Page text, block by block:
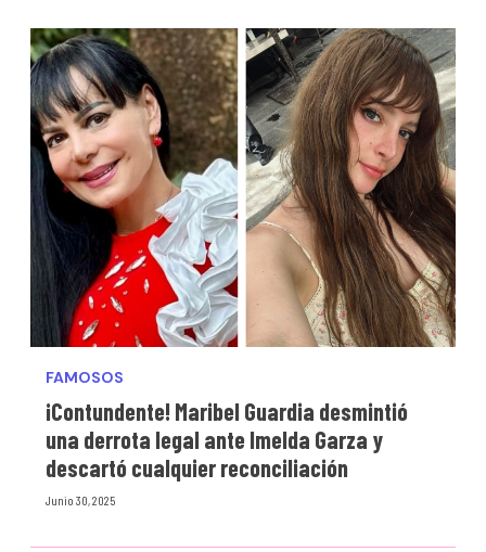
FAMOSOS
¡Contundente! Maribel Guardia desmintió
una derrota legal ante Imelda Garza y
descartó cualquier reconciliación
Junio 30, 2025